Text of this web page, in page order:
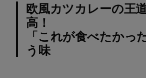
欧風カツカレーの王
高！
「これが食べたかっ
う味